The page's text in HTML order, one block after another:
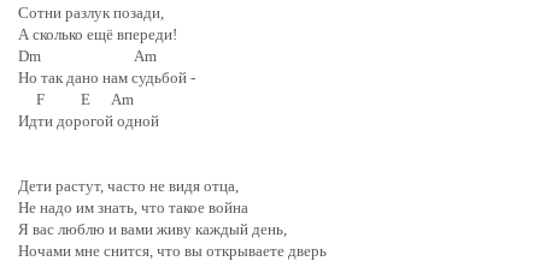
Сотни разлук позади,
А сколько ещё впереди!
Dm Am
Но так дано нам судьбой -
F E Am
Идти дорогой одной
Дети растут, часто не видя отца,
Не надо им знать, что такое война
Я вас люблю и вами живу каждый день,
Ночами мне снится, что вы открываете дверь